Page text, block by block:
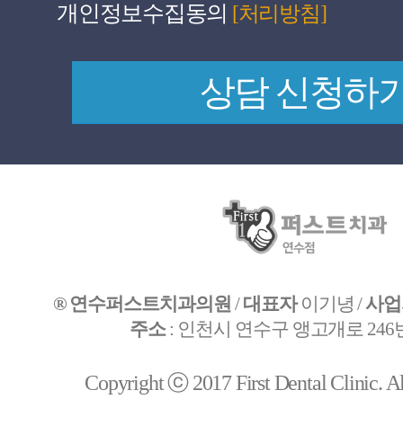
개인정보수집동의 [처리방침]
® 연수퍼스트치과의원 /대표자이기녕 /사
주소: 인천시 연수구 앵고개로 246
Copyright ⓒ 2017 First Dental Clinic.